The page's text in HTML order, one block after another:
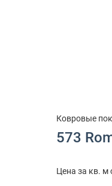
Ковровые
573
Цена за кв. м